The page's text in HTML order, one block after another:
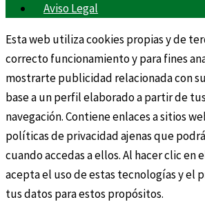
Aviso Legal
Esta web utiliza cookies propias y de
correcto funcionamiento y para fines
mostrarte publicidad relacionada con
base a un perfil elaborado a partir de
navegación. Contiene enlaces a sitios
políticas de privacidad ajenas que
cuando accedas a ellos. Al hacer clic en
acepta el uso de estas tecnologías y el
tus datos para estos propósitos.